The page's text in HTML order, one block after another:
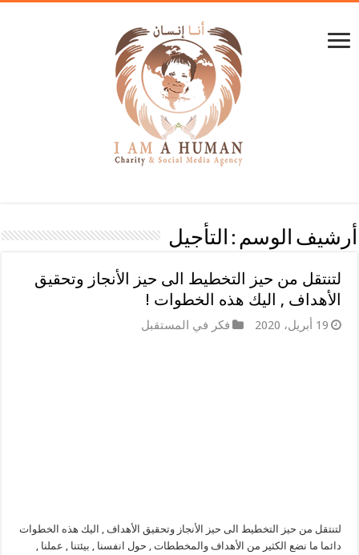
أرشيف الوسم : التأجيل
لتنتقل من حيز التخطيط الى حيز الأنجاز وتحقيق
الأهداف , اليك هذه الخطوات !
19 أبريل، 2020 فكر في المستقبل
لتنتقل من حيز التخطيط الى حيز الأنجاز وتحقيق الأهداف , اليك هذه الخطوات
دائما ما نضع الكثير من الأهداف والمخططات , حول انفسنا , بيئتنا , عملنا ,